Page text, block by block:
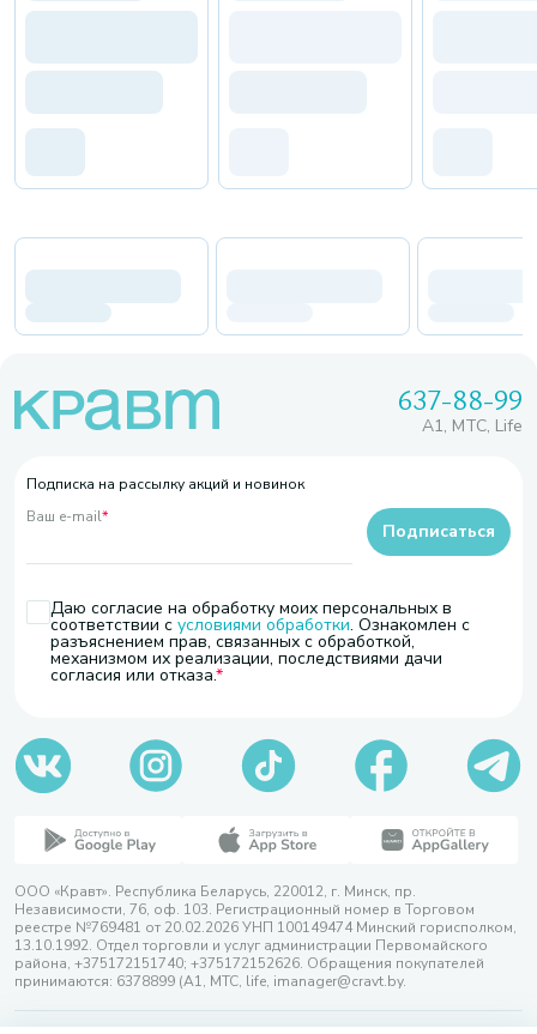
637-88-99
A1, МТС, Life
Подписка на рассылку акций и новинок
Ваш e-mail*
Даю согласие на обработку моих персональных в
соответствии с условиями обработки. Ознакомлен с
разъяснением прав, связанных с обработкой,
механизмом их реализации, последствиями дачи
согласия или отказа.
Подписаться
ООО «Кравт». Республика Беларусь, 220012, г. Минск, пр.
Независимости, 76, оф. 103. Регистрационный номер в Торговом
реестре №769481 от 20.02.2026 УНП 100149474 Минский горисполком,
13.10.1992. Отдел торговли и услуг администрации Первомайского
района, +375172151740; +375172152626. Обращения покупателей
принимаются: 6378899 (А1, МТС, life, imanager@cravt.by.